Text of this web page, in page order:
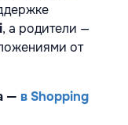
, а родители —
от
— в Shopping